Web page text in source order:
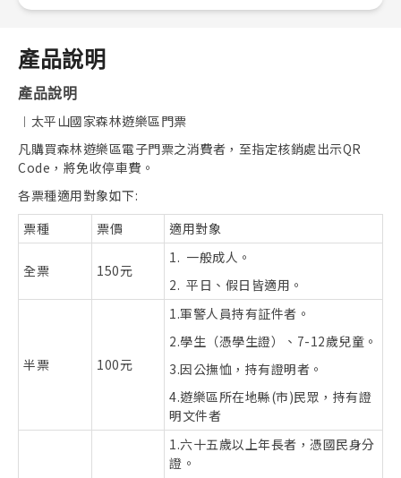
產品說明
產品說明
︱太平山國家森林遊樂區門票
凡購買森林遊樂區電子門票之消費者，至指定核銷處出示QR
Code，將免收停車費。
各票種適用對象如下:
票種
票價 適用對象
全票 150元
1. 一般成人。
2. 平日、假日皆適用。
半票 100元
1.軍警人員持有証件者。
2.學生（憑學生證）、7-12歲兒童。
3.因公撫恤，持有證明者。
4.遊樂區所在地縣(市)民眾，持有證
明文件者
1.六十五歲以上年長者，憑國民身分
證。